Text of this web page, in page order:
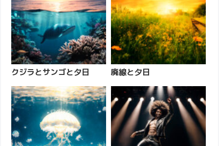
クジラとサンゴと夕日 廃線と夕日